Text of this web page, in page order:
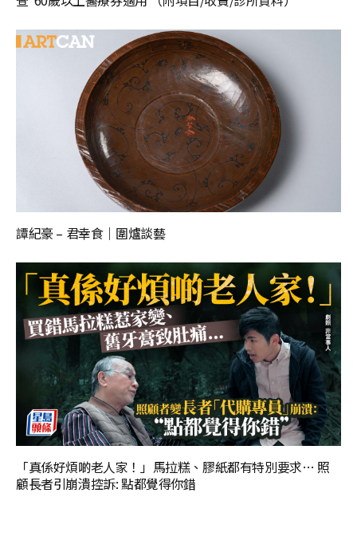
譚紀豪 – 君幸食｜圍爐談藝
「真係好煩啲老人家！」馬拉糕、膠紙都有特別要求… 照
顧長者引崩潰控訴: 點都覺得你錯